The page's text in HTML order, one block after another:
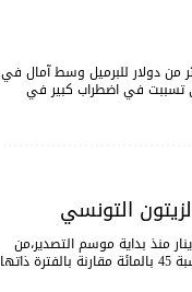
من دولار للبرميل وسط آمال في
تسببت في اضطراب كبير في
زيت الزيتون التونسي 4394،5 مليون دينار منذ بداية موسم التصدير،من
نوفمبر 2025 إلى غاية موفى جوان 2026، مسجلةً زيادة بنسبة 45 بالمائة مقارنة بالفترة ذاتها